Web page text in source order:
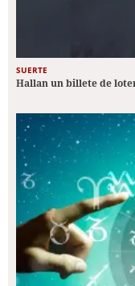
SUERTE
Hallan un billete de